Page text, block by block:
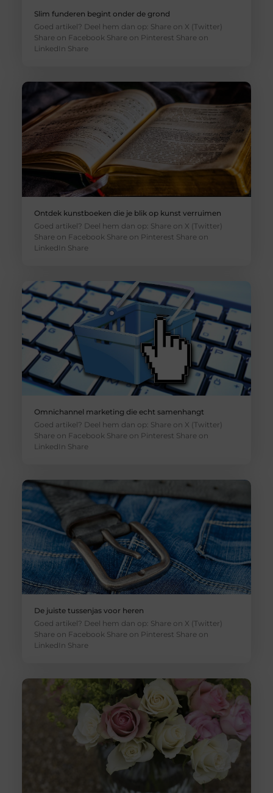
Slim funderen begint onder de grond
Goed artikel? Deel hem dan op: Share on X (Twitter)
Share on Facebook Share on Pinterest Share on
LinkedIn Share
Ontdek kunstboeken die je blik op kunst verruimen
Goed artikel? Deel hem dan op: Share on X (Twitter)
Share on Facebook Share on Pinterest Share on
LinkedIn Share
Omnichannel marketing die echt samenhangt
Goed artikel? Deel hem dan op: Share on X (Twitter)
Share on Facebook Share on Pinterest Share on
LinkedIn Share
De juiste tussenjas voor heren
Goed artikel? Deel hem dan op: Share on X (Twitter)
Share on Facebook Share on Pinterest Share on
LinkedIn Share